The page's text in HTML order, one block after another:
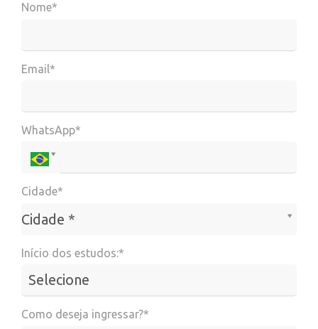
Nome*
Email*
WhatsApp*
Cidade*
Cidade *
Cidade*
Início dos estudos:*
Como deseja ingressar?*